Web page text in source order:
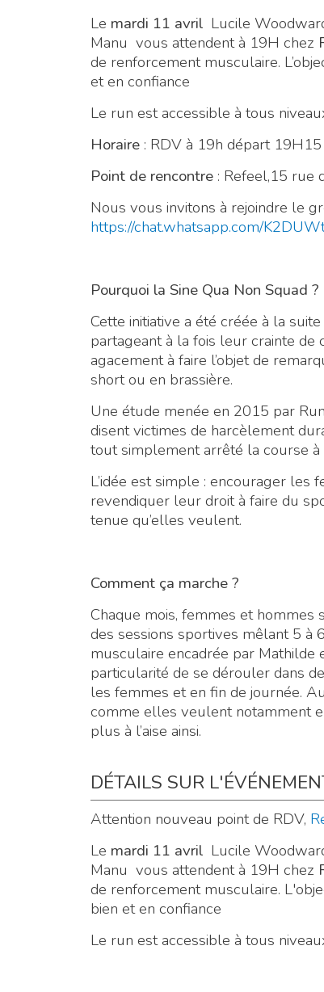
Le mardi 11 avril Lucile
Manu vous attendent à 19H chez
de renforcement musculaire.
et en confiance
Le run est accessible à tous
Horaire : RDV à 19h départ 19H15
Point de rencontre : Refeel,15 rue
Nous vous invitons à rejoindre le
https://chat.whatsapp.com/
Pourquoi la Sine Qua Non Squad ?
Cette initiative a été créée à la
partageant à la fois leur crainte
agacement à faire l’objet de
short ou en brassière.
Une étude menée en 2015 par
disent victimes de harcèlement
tout simplement arrêté la course à
L’idée est simple : encourager les
revendiquer leur droit à faire du
tenue qu’elles veulent.
Comment ça marche ?
Chaque mois, femmes et hommes
des sessions sportives mêlant 5 à
musculaire encadrée par Mathilde
particularité de se dérouler dans
les femmes et en fin de journée.
comme elles veulent notamment
plus à l’aise ainsi.
DÉTAILS SUR
Attention nouveau point de RDV,
Le mardi 11 avril Lucile
Manu vous attendent à 19H chez
de renforcement musculaire.
bien et en confiance
Le run est accessible à tous